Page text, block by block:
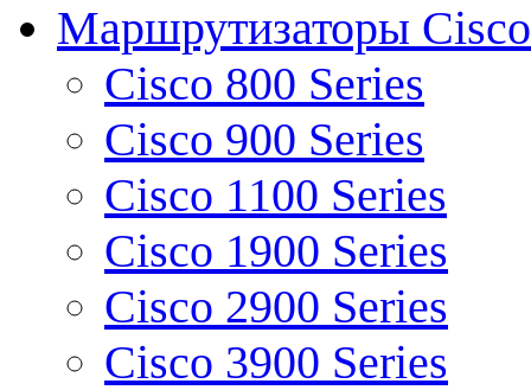
Маршрутизаторы Cisco
Cisco 800 Series
Cisco 900 Series
Cisco 1100 Series
Cisco 1900 Series
Cisco 2900 Series
Cisco 3900 Series